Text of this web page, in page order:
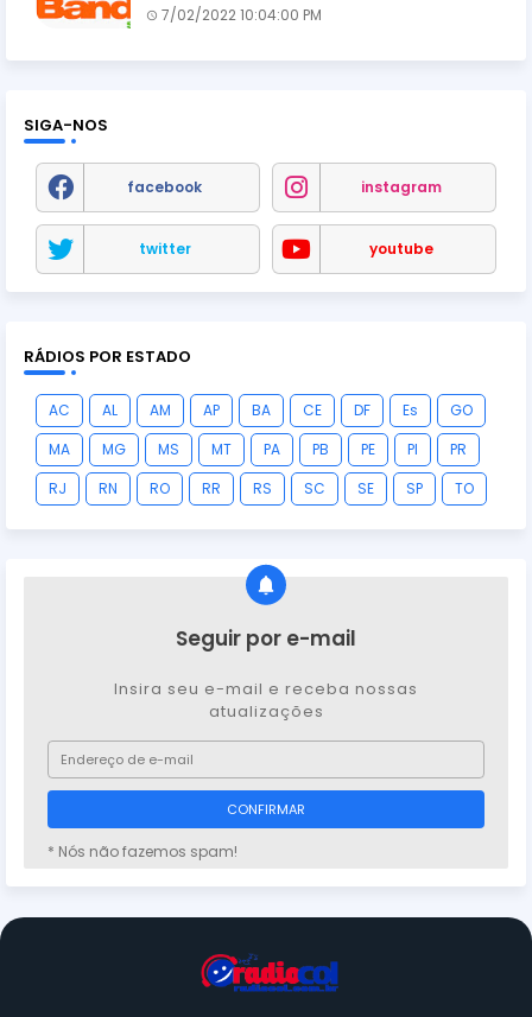
7/02/2022 10:04:00 PM
SIGA-NOS
facebook instagram
twitter youtube
RÁDIOS POR ESTADO
AC AL AM AP BA CE DF Es
GO
MA
MG MS MT PA PB PE PI
PR
RJ
RN RO RR RS SC SE SP TO
Seguir por e-mail
Insira seu e-mail e receba nossas
atualizações
* Nós não fazemos spam!